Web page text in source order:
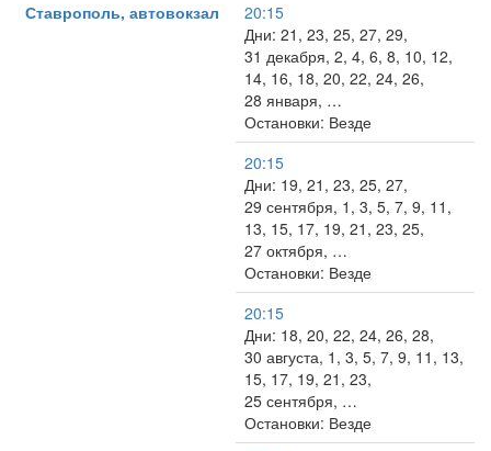
Ставрополь, автовокзал
20:15
Дни: 21, 23, 25, 27, 29,
31 декабря, 2, 4, 6, 8, 10, 12,
14, 16, 18, 20, 22, 24, 26,
28 января, …
Остановки: Везде
20:15
Дни: 19, 21, 23, 25, 27,
29 сентября, 1, 3, 5, 7, 9, 11,
13, 15, 17, 19, 21, 23, 25,
27 октября, …
Остановки: Везде
20:15
Дни: 18, 20, 22, 24, 26, 28,
30 августа, 1, 3, 5, 7, 9, 11, 13,
15, 17, 19, 21, 23,
25 сентября, …
Остановки: Везде